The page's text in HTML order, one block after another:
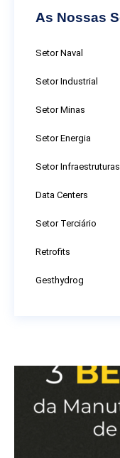
As Nossas
Setor Naval
Setor Industrial
Setor Minas
Setor Energia
Setor Infraestruturas
Data Centers
Setor Terciário
Retrofits
Gesthydrog